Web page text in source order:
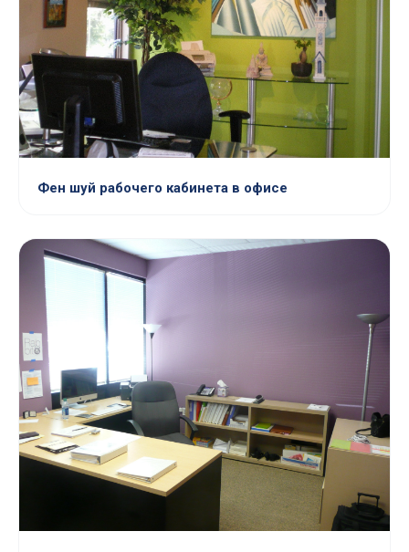
Фен шуй рабочего кабинета в офисе